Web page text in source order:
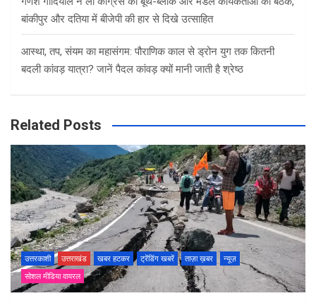
बांकीपुर और दतिया में बीजेपी की हार से दिखे उत्साहित
आस्था, तप, संयम का महासंगम: पौराणिक काल से ड्रोन युग तक कितनी
बदली कांवड़ यात्रा? जानें पैदल कांवड़ क्यों मानी जाती है श्रेष्ठ
Related Posts
उत्तरकाशी उत्तराखंड खबर हटकर ट्रेंडिंग खबरें ताज़ा ख़बर
न्यूज़
सोशल मीडिया वायरल